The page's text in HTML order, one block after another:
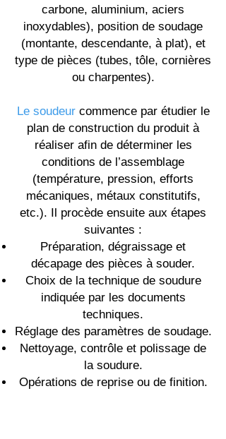
carbone, aluminium, aciers
inoxydables), position de soudage
(montante, descendante, à plat), et
type de pièces (tubes, tôle, cornières
ou charpentes).
Le soudeurcommence par étudier le
plan de construction du produit à
réaliser afin de déterminer les
conditions de l’assemblage
(température, pression, efforts
mécaniques, métaux constitutifs,
etc.). Il procède ensuite aux étapes
suivantes :
Préparation, dégraissage et
décapage des pièces à souder.
Choix de la technique de soudure
indiquée par les documents
techniques.
Réglage des paramètres de soudage.
Nettoyage, contrôle et polissage de
la soudure.
Opérations de reprise ou de finition.